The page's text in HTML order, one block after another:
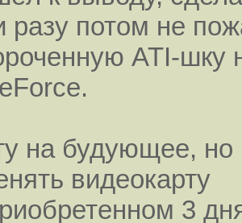
разу потом не
ATI-шку
на будующее, но
видеокарту
3